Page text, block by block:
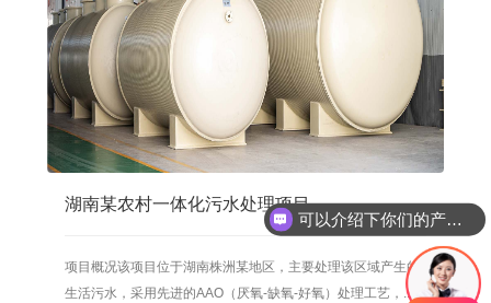
湖南某农村一体化污水处理项目
项目概况该项目位于湖南株洲某地区，主要处理该区域产生的
生活污水，采用先进的AAO（厌氧-缺氧-好氧）处理工艺，...
可以介绍下你们的产品么
你们是怎么收费的呢